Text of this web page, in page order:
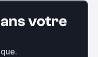
votre